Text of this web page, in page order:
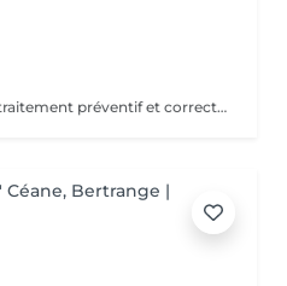
La microdermabrasion est le traitement préventif et correctif par excellence. Elle stimule la régénération cellulaire et la production de cellules jeunes. À l'aide soit d'un jet de microcristaux projetés sur la peau soit d'une tête diamantée, la microdermabrasion enlève toutes les cellules mortes. Dès le premier traitement, la peau est plus éclatante, plus douce et visiblement exfoliée.